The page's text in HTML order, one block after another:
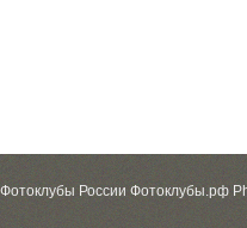
Фотоклубы России Фотоклубы.рф